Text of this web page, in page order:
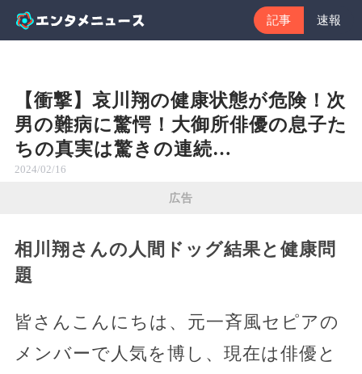
記事 速報
【衝撃】哀川翔の健康状態が危険！次
男の難病に驚愕！大御所俳優の息子た
ちの真実は驚きの連続…
2024/02/16
広告
相川翔さんの人間ドッグ結果と健康問
題
皆さんこんにちは、元一斉風セピアの
メンバーで人気を博し、現在は俳優と